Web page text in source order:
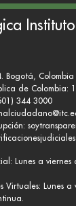
Bogotá, Colombia
de Colombia:
344 3000
Lunes a viernes
Lunes a